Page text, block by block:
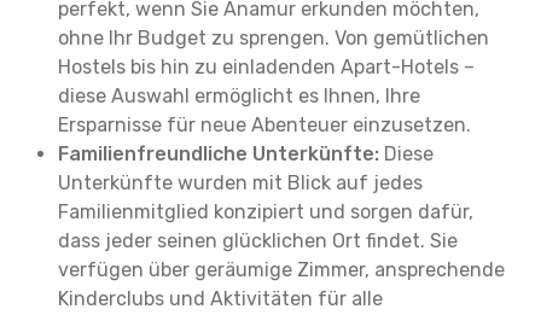
perfekt, wenn Sie Anamur erkunden möchten,
ohne Ihr Budget zu sprengen. Von gemütlichen
Hostels bis hin zu einladenden Apart-Hotels –
diese Auswahl ermöglicht es Ihnen, Ihre
Ersparnisse für neue Abenteuer einzusetzen.
Familienfreundliche Unterkünfte: Diese
Unterkünfte wurden mit Blick auf jedes
Familienmitglied konzipiert und sorgen dafür,
dass jeder seinen glücklichen Ort findet. Sie
verfügen über geräumige Zimmer, ansprechende
Kinderclubs und Aktivitäten für alle